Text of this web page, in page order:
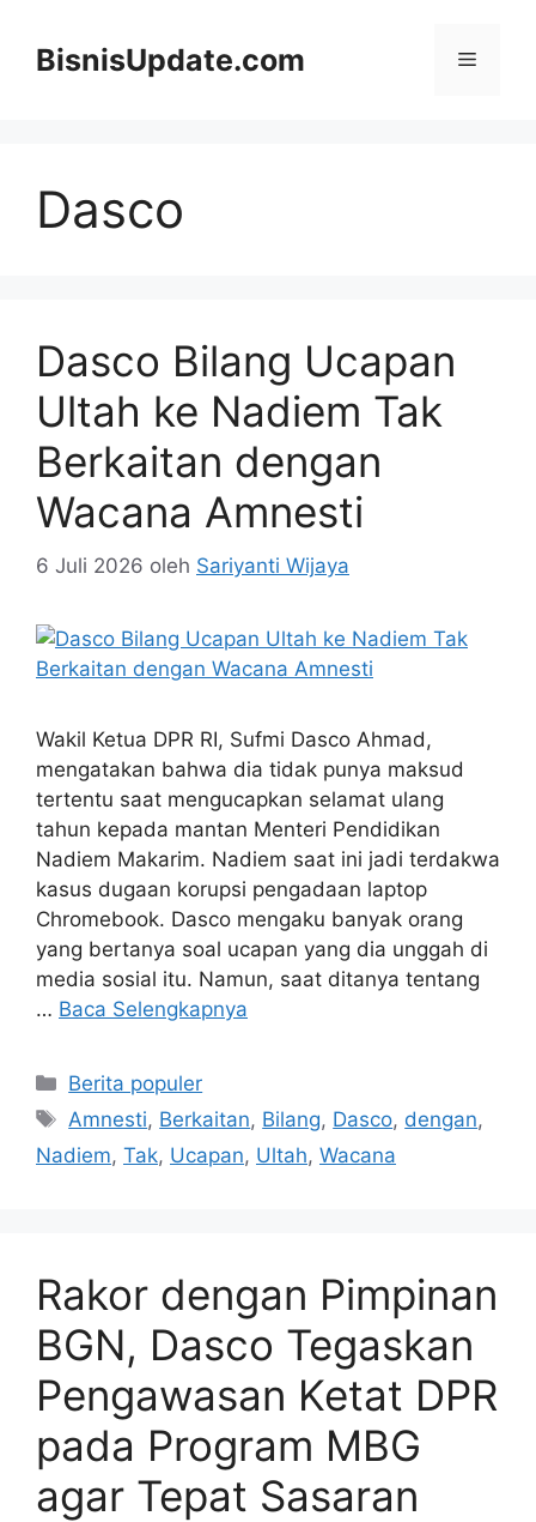
BisnisUpdate.com Menu
Dasco
Dasco Bilang Ucapan
Ultah ke Nadiem Tak
Berkaitan dengan
Wacana Amnesti
6 Juli 2026 oleh Sariyanti Wijaya
Wakil Ketua DPR RI, Sufmi Dasco Ahmad,
mengatakan bahwa dia tidak punya maksud
tertentu saat mengucapkan selamat ulang
tahun kepada mantan Menteri Pendidikan
Nadiem Makarim. Nadiem saat ini jadi terdakwa
kasus dugaan korupsi pengadaan laptop
Chromebook. Dasco mengaku banyak orang
yang bertanya soal ucapan yang dia unggah di
media sosial itu. Namun, saat ditanya tentang
… Baca Selengkapnya
Kategori
Berita populer
Tag
Amnesti, Berkaitan, Bilang, Dasco, dengan,
Nadiem, Tak, Ucapan, Ultah, Wacana
Rakor dengan Pimpinan
BGN, Dasco Tegaskan
Pengawasan Ketat DPR
pada Program MBG
agar Tepat Sasaran